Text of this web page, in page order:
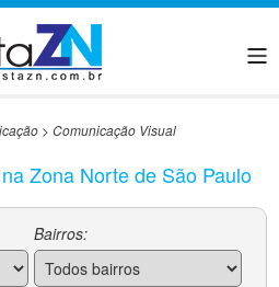
> Comunicação Visual
Zona Norte de São Paulo
Bairros: